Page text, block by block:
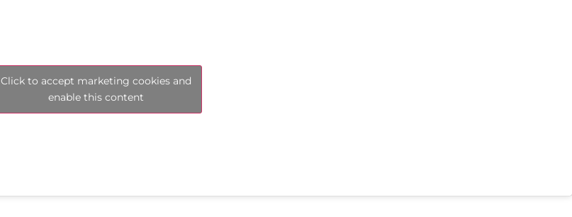
Click to accept marketing cookies and
enable this content